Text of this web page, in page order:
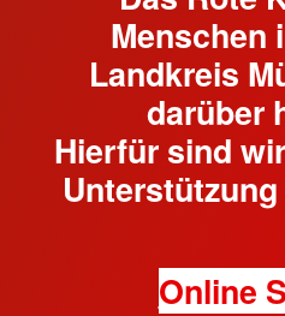
Menschen
Landkreis
darüber
Hierfür sind
Online